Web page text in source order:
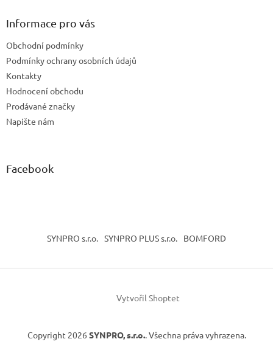
Informace pro vás
Obchodní podmínky
Podmínky ochrany osobních údajů
Kontakty
Hodnocení obchodu
Prodávané značky
Napište nám
Facebook
SYNPRO s.r.o. SYNPRO PLUS s.r.o. BOMFORD
Vytvořil Shoptet
Copyright 2026 SYNPRO, s.r.o.. Všechna práva vyhrazena.